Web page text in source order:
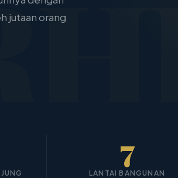
jutaan orang
7
LANTAI BANGUNAN